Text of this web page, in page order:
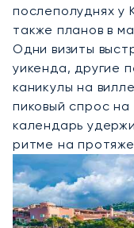
послеполуднях у
также планов в
Одни визиты
уикенда, другие
каникулы на
пиковый спрос
календарь
ритме на